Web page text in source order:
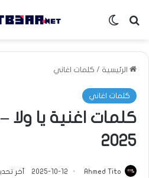
بحث عنالوضع المظلم
الرئيسية / كلمات اغاني
كلمات اغاني
كلمات اغنية يا ولا
2025
Ahmed Tito
2025-10-12 آخر تحديث: